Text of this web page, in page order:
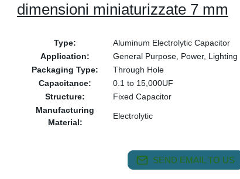
dimensioni miniaturizzate 7 mm
Type:
Aluminum Electrolytic Capacitor
Application:
General Purpose, Power, Lighting
Packaging Type:
Through Hole
Capacitance:
0.1 to 15,000UF
Structure:
Fixed Capacitor
Manufacturing
Material:
Electrolytic
SEND EMAIL TO US